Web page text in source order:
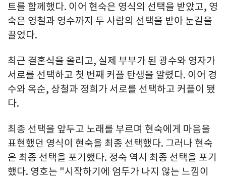
트를 함께했다. 이어 현숙은 영식의 선택을 받았고, 영
숙은 영철과 영수까지 두 사람의 선택을 받아 눈길을
끌었다.
최근 결혼식을 올리고, 실제 부부가 된 광수와 영자가
서로를 선택하고 첫 번째 커플 탄생을 알렸다. 이어 경
수와 옥순, 상철과 정희가 서로를 선택하고 커플이 됐
다.
최종 선택을 앞두고 노래를 부르며 현숙에게 마음을
표현했던 영식이 현숙을 최종 선택했다. 그러나 현숙
은 최종 선택을 포기했다. 정숙 역시 최종 선택을 포기
했다. 영호는 "시작하기에 엄두가 나지 않는 느낌이